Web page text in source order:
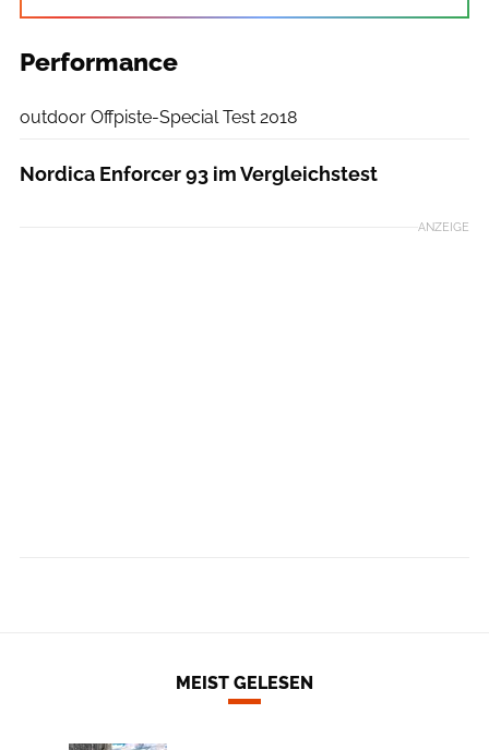
Performance
outdoor Offpiste-Special Test 2018
Nordica Enforcer 93 im Vergleichstest
ANZEIGE
MEIST GELESEN